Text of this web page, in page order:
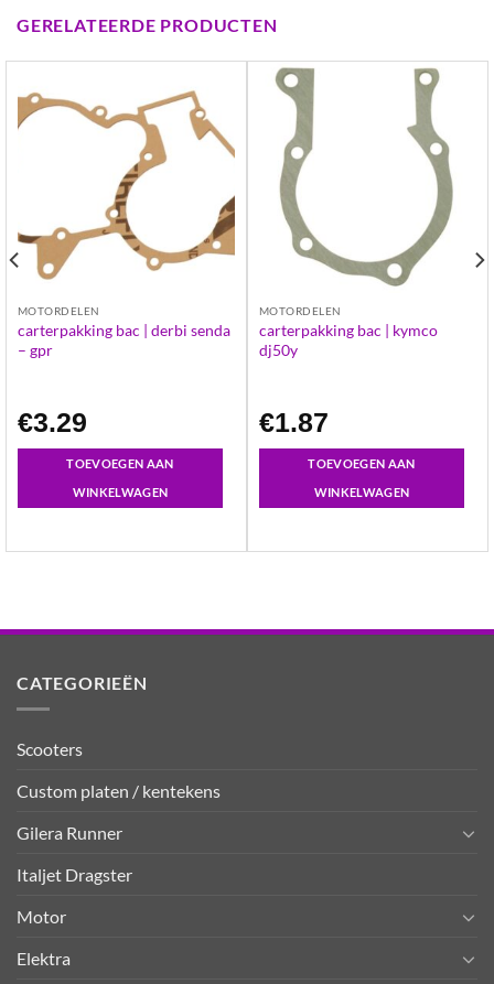
GERELATEERDE PRODUCTEN
MOTORDELEN
carterpakking bac | derbi senda
– gpr
€3.29
TOEVOEGEN AAN
WINKELWAGEN
MOTORDELEN
carterpakking bac | kymco
dj50y
€1.87
TOEVOEGEN AAN
WINKELWAGEN
CATEGORIEËN
Scooters
Custom platen / kentekens
Gilera Runner
Italjet Dragster
Motor
Elektra